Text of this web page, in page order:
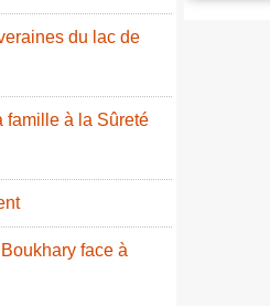
du lac de
famille à la Sûreté
face à